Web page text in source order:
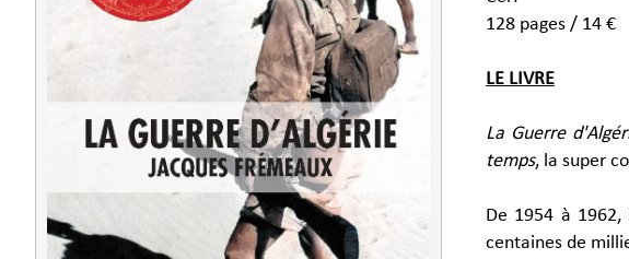
128 pages / 14 €
LE LIVRE
La Guerre
temps, la super
De 1954 à
centaines de